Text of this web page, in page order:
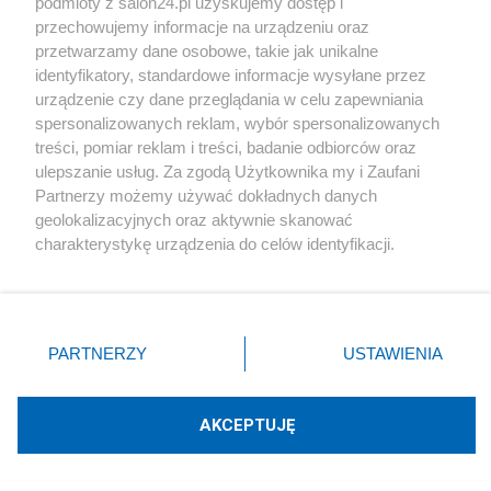
destrukcyjnego wpływu powietrza, tlenu.
Narzędzia (topory, siekiery - kamienne, krzemienne,
brązowe, żelazne) mogły być używane jako broń
obronna lub do ataku, narzędzia specjalistyczne
łowieckie (łuki) mogły też służyć jako broń do walki.
Zbroje, hełmy mają ewidentne przeznaczenie: do
walki, ale pojawiają się stosunkowo późno.
zaliczanymi do kategorii ozdób - jest ich wielka
(ornamentów), surowców do ich tworzenia.
przechowujemy informacje na urządzeniu oraz
przetwarzamy dane osobowe, takie jak unikalne
identyfikatory, standardowe informacje wysyłane przez
urządzenie czy dane przeglądania w celu zapewniania
spersonalizowanych reklam, wybór spersonalizowanych
treści, pomiar reklam i treści, badanie odbiorców oraz
ulepszanie usług. Za zgodą Użytkownika my i Zaufani
Partnerzy możemy używać dokładnych danych
geolokalizacyjnych oraz aktywnie skanować
charakterystykę urządzenia do celów identyfikacji.
zmienić/wycofać klikając przycisk ustawień prywatności
znajdujący się w lewym dolnym rogu strony
rodzaje przetwarzania danych nie wymagają zgody
użytkownika, ale masz prawo sprzeciwić się takiemu
PARTNERZY USTAWIENIA
AKCEPTUJĘ